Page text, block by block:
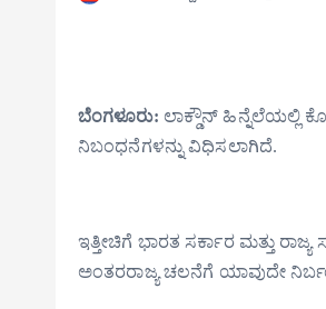
ಬೆಂಗಳೂರು: ಲಾಕ್ಡೌನ್ ಹಿನ್ನೆಲೆಯಲ್ಲಿ
ನಿಬಂಧನೆಗಳನ್ನು ವಿಧಿಸಲಾಗಿದೆ.
ಇತ್ತೀಚಿಗೆ ಭಾರತ ಸರ್ಕಾರ ಮತ್ತು
ಅಂತರರಾಜ್ಯ ಚಲನೆಗೆ ಯಾವುದೇ